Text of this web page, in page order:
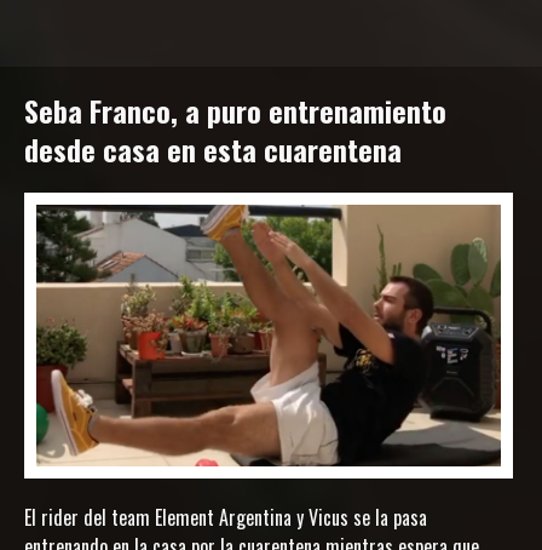
Seba Franco, a puro entrenamiento
desde casa en esta cuarentena
El rider del team Element Argentina y Vicus se la pasa